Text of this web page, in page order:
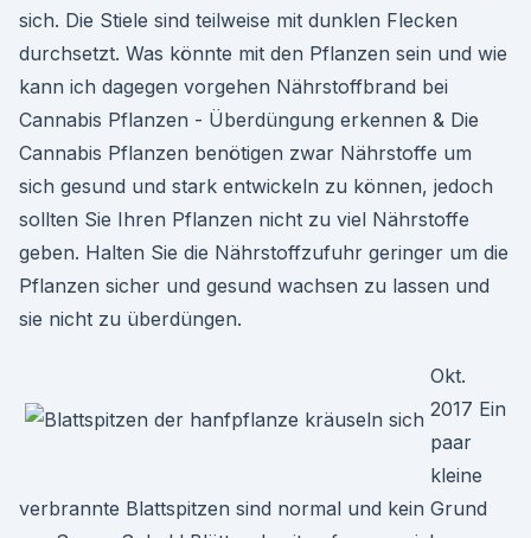
sich. Die Stiele sind teilweise mit dunklen Flecken
durchsetzt. Was könnte mit den Pflanzen sein und wie
kann ich dagegen vorgehen Nährstoffbrand bei
Cannabis Pflanzen - Überdüngung erkennen & Die
Cannabis Pflanzen benötigen zwar Nährstoffe um
sich gesund und stark entwickeln zu können, jedoch
sollten Sie Ihren Pflanzen nicht zu viel Nährstoffe
geben. Halten Sie die Nährstoffzufuhr geringer um die
Pflanzen sicher und gesund wachsen zu lassen und
sie nicht zu überdüngen.
Okt.
2017 Ein
paar
kleine
verbrannte Blattspitzen sind normal und kein Grund